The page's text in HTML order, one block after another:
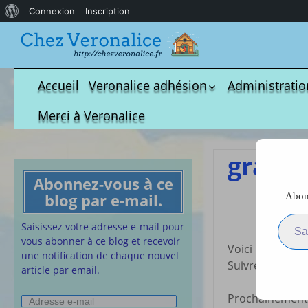
Accueil
Veronalice adhésion
Qui est-elle ?
Adhésion demandes
S.M.I.C et
Affiches
Convention
Collective
Lettres Types
Projet
calendrier des
Vaccination
Cartes de
Merci à Veronalice
Abonnez-vous à ce
blog par e-mail.
Saisissez votre adresse e-mail pour
vous abonner à ce blog et recevoir
une notification de chaque nouvel
article par email.
Adresse
Voici une
Suivre les
Saisissez votre adresse
propos
Connexion Inscription